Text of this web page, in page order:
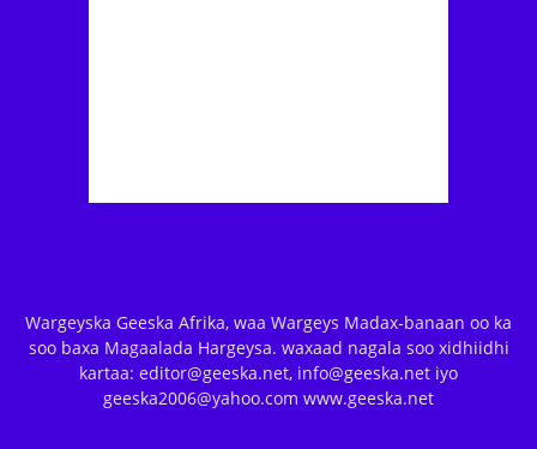
Wargeyska Geeska Afrika, waa Wargeys Madax-banaan oo ka
soo baxa Magaalada Hargeysa. waxaad nagala soo xidhiidhi
kartaa: editor@geeska.net, info@geeska.net iyo
geeska2006@yahoo.com www.geeska.net